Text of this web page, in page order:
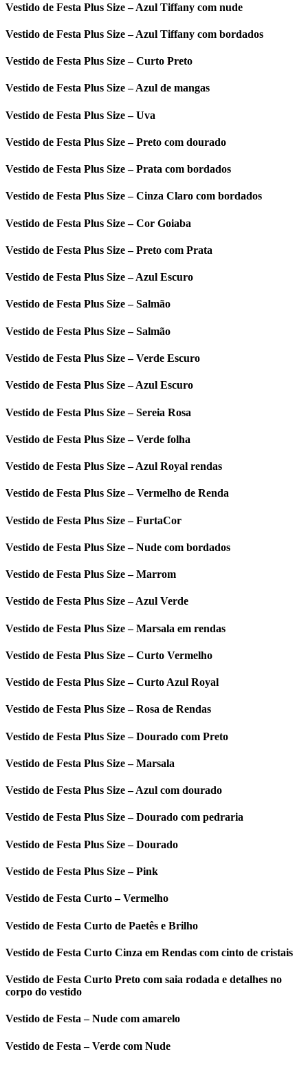
Vestido de Festa Plus Size – Azul Tiffany com nude
Vestido de Festa Plus Size – Azul Tiffany com bordados
Vestido de Festa Plus Size – Curto Preto
Vestido de Festa Plus Size – Azul de mangas
Vestido de Festa Plus Size – Uva
Vestido de Festa Plus Size – Preto com dourado
Vestido de Festa Plus Size – Prata com bordados
Vestido de Festa Plus Size – Cinza Claro com bordados
Vestido de Festa Plus Size – Cor Goiaba
Vestido de Festa Plus Size – Preto com Prata
Vestido de Festa Plus Size – Azul Escuro
Vestido de Festa Plus Size – Salmão
Vestido de Festa Plus Size – Salmão
Vestido de Festa Plus Size – Verde Escuro
Vestido de Festa Plus Size – Azul Escuro
Vestido de Festa Plus Size – Sereia Rosa
Vestido de Festa Plus Size – Verde folha
Vestido de Festa Plus Size – Azul Royal rendas
Vestido de Festa Plus Size – Vermelho de Renda
Vestido de Festa Plus Size – FurtaCor
Vestido de Festa Plus Size – Nude com bordados
Vestido de Festa Plus Size – Marrom
Vestido de Festa Plus Size – Azul Verde
Vestido de Festa Plus Size – Marsala em rendas
Vestido de Festa Plus Size – Curto Vermelho
Vestido de Festa Plus Size – Curto Azul Royal
Vestido de Festa Plus Size – Rosa de Rendas
Vestido de Festa Plus Size – Dourado com Preto
Vestido de Festa Plus Size – Marsala
Vestido de Festa Plus Size – Azul com dourado
Vestido de Festa Plus Size – Dourado com pedraria
Vestido de Festa Plus Size – Dourado
Vestido de Festa Plus Size – Pink
Vestido de Festa Curto – Vermelho
Vestido de Festa Curto de Paetês e Brilho
Vestido de Festa Curto Cinza em Rendas com cinto de cristais
Vestido de Festa Curto Preto com saia rodada e detalhes no
corpo do vestido
Vestido de Festa – Nude com amarelo
Vestido de Festa – Verde com Nude